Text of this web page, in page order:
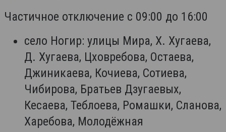
Частичное отключение с 09:00 до 16:00
село Ногир: улицы Мира, Х. Хугаева,
Д. Хугаева, Цховребова, Остаева,
Джиникаева, Кочиева, Сотиева,
Чибирова, Братьев Дзугаевых,
Кесаева, Теблоева, Ромашки, Сланова,
Харебова, Молодёжная